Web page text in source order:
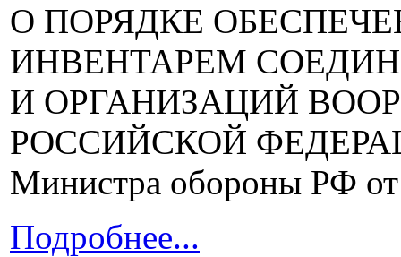
О ПОРЯДКЕ
ИНВЕНТАРЕМ
И ОРГАНИЗАЦИЙ
РОССИЙСКОЙ
Министра обороны РФ
Подробнее...